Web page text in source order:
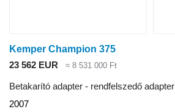
Kemper Champion 375
23 562 EUR
≈ 8 531 000 Ft
Betakarító adapter - rendfelszedő adapter
2007